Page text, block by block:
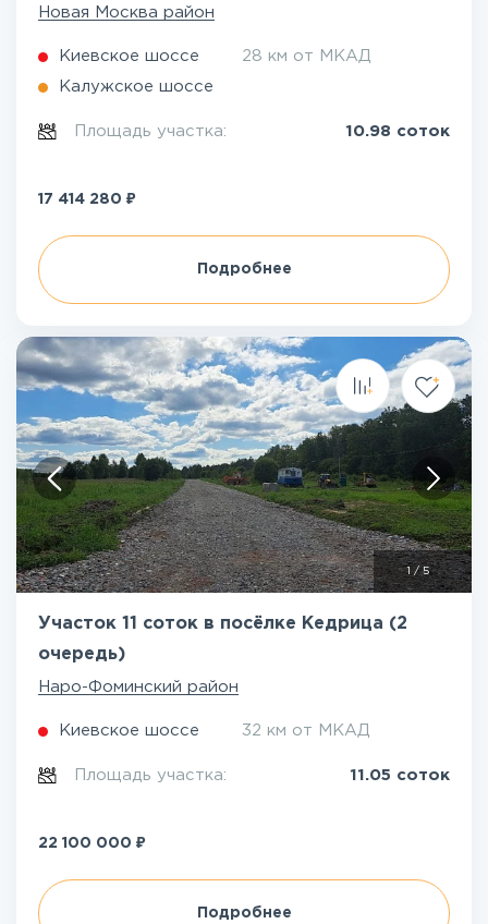
Новая Москва район
Киевское шоссе 28 км от МКАД
Калужское шоссе
Площадь участка: 10.98 соток
17 414 280 ₽
Подробнее
1 /5
Участок 11 соток в посёлке Кедрица (2
очередь)
Наро-Фоминский район
Киевское шоссе 32 км от МКАД
Площадь участка: 11.05 соток
22 100 000 ₽
Подробнее